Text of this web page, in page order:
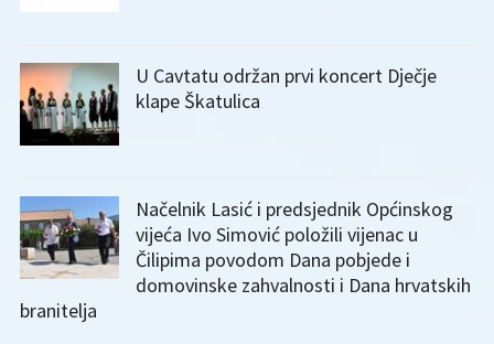
U Cavtatu održan prvi koncert Dječje
klape Škatulica
Načelnik Lasić i predsjednik Općinskog
vijeća Ivo Simović položili vijenac u
Čilipima povodom Dana pobjede i
domovinske zahvalnosti i Dana hrvatskih
branitelja